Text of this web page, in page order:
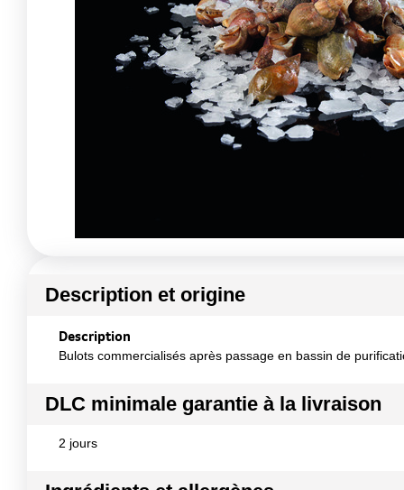
Description et origine
Description
Bulots commercialisés après passage en bassin de
DLC minimale garantie à la livraison
2 jours